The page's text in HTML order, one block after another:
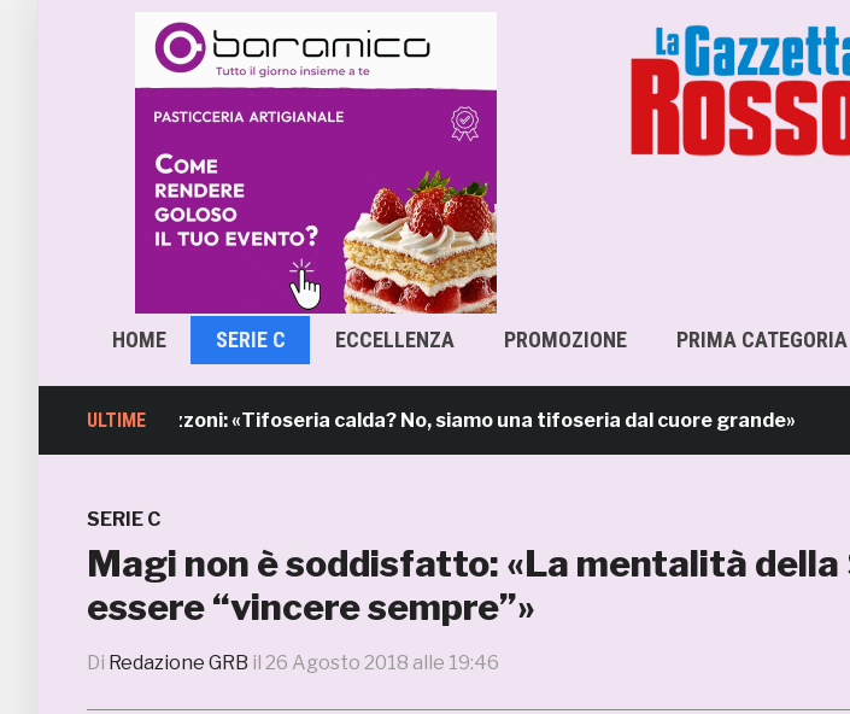
HOME SERIE C ECCELLENZA PROMOZIONE PRIMA CATEGORIA
ULTIME
Mozzoni: «Tifoseria calda? No, siamo una tifoseria dal cuore grande» 20
SERIE C
Magi non è soddisfatto: «La mentalità della
essere “vincere sempre”»
Di Redazione GRB il 26 Agosto 2018 alle 19:46